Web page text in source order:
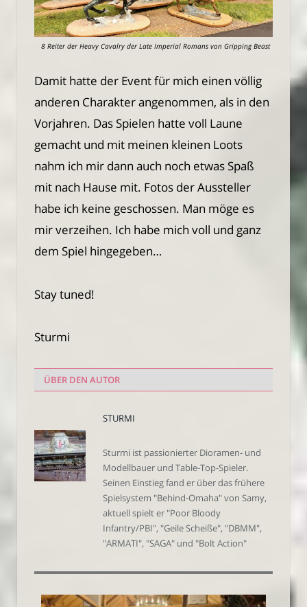
8 Reiter der Heavy Cavalry der Late Imperial Romans von Gripping Beast
Damit hatte der Event für mich einen völlig
anderen Charakter angenommen, als in den
Vorjahren. Das Spielen hatte voll Laune
gemacht und mit meinen kleinen Loots
nahm ich mir dann auch noch etwas Spaß
mit nach Hause mit. Fotos der Aussteller
habe ich keine geschossen. Man möge es
mir verzeihen. Ich habe mich voll und ganz
dem Spiel hingegeben…
Stay tuned!
Sturmi
ÜBER DEN AUTOR
STURMI
Sturmi ist passionierter Dioramen- und
Modellbauer und Table-Top-Spieler.
Seinen Einstieg fand er über das frühere
Spielsystem "Behind-Omaha" von Samy,
aktuell spielt er "Poor Bloody
Infantry/PBI", "Geile Scheiße", "DBMM",
"ARMATI", "SAGA" und "Bolt Action"